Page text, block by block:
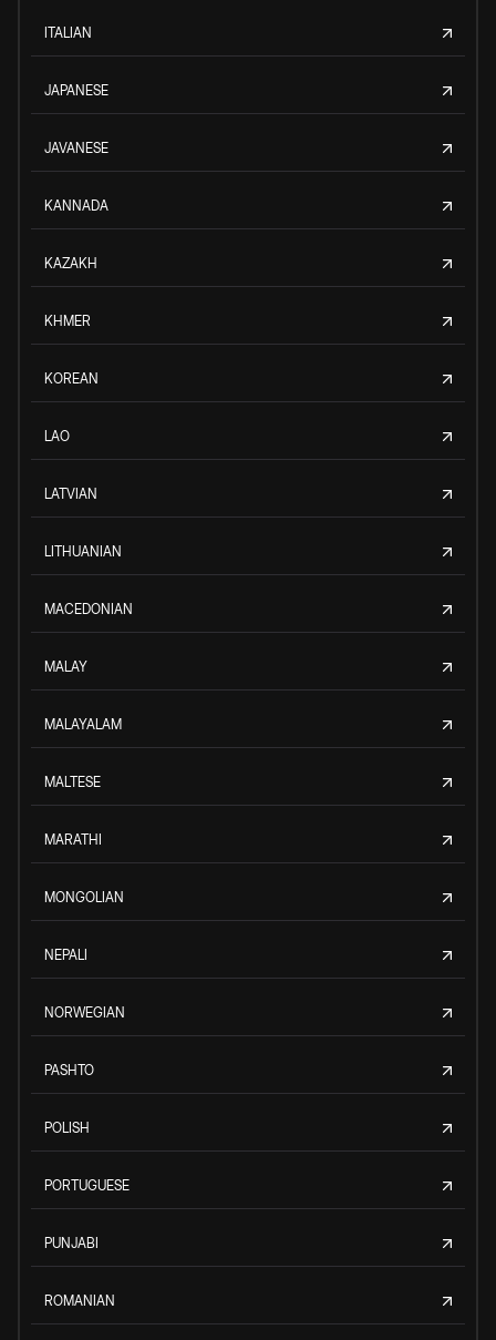
ITALIAN
JAPANESE
JAVANESE
KANNADA
KAZAKH
KHMER
KOREAN
LAO
LATVIAN
LITHUANIAN
MACEDONIAN
MALAY
MALAYALAM
MALTESE
MARATHI
MONGOLIAN
NEPALI
NORWEGIAN
PASHTO
POLISH
PORTUGUESE
PUNJABI
ROMANIAN